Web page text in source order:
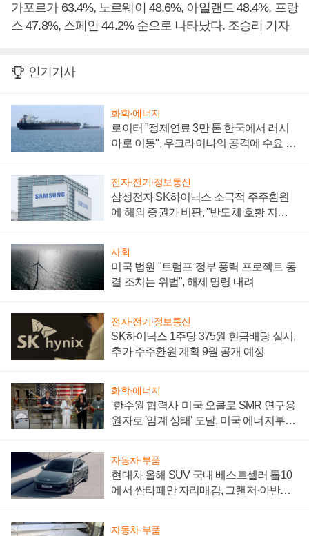
가포르가 63.4%, 노르웨이 48.6%, 아일랜드 48.4%, 프랑
스 47.8%, 스페인 44.2% 순으로 나타났다. 조승리 기자
인기기사
화학·에너지
로이터 "정제연료 3만 톤 한국에서 러시
아로 이동", 우크라이나의 공격에 수요 늘
전자·전기·정보통신
삼성전자 SK하이닉스 소극적 주주환원
에 해외 증권가 비판, "반도체 호황 지속
사회
미국 법원 "트럼프 정부 풍력 프로젝트 동
결 조치는 위법", 해제 명령 내려
전자·전기·정보통신
SK하이닉스 1주당 375원 현금배당 실시,
추가 주주환원 계획 9월 공개 예정
화학·에너지
'한수원 협력사' 미국 오클로 SMR 연구용
원자로 '임계 상태' 도달, 미국 에너지부
자동차·부품
현대차 올해 SUV 국내 베스트셀러 톱10
에서 싼타페만 자리매김, 그랜저·아반떼
자동차·부품